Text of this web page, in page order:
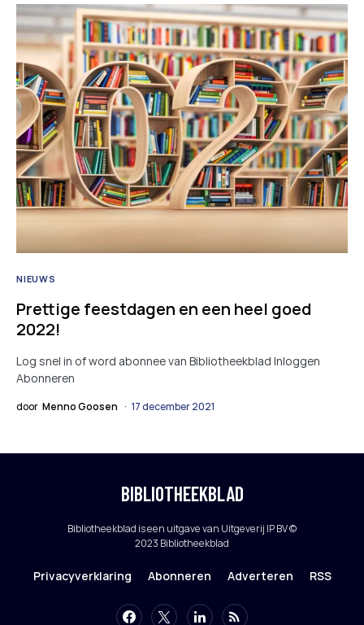
NIEUWS
Prettige feestdagen en een heel goed
2022!
Log snel in of word abonnee van Bibliotheekblad Inloggen
Abonneren
door Menno Goosen 17 december 2021
BIBLIOTHEEKBLAD
Bibliotheekblad is een uitgave van Uitgeverij IP BV ©
2023 Bibliotheekblad
Privacyverklaring Abonneren Adverteren RSS